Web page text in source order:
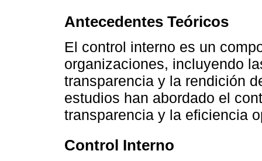
Antecedentes Teóricos
El control interno es un
organizaciones, incluyendo
transparencia y la rendición
estudios han abordado el
transparencia y la eficiencia
Control Interno